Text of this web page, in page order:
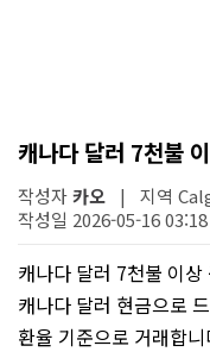
캐나다 달러 7천불
작성자카오 | 지역
작성일 2026-05-16
캐나다 달러 7천불 이
캐나다 달러 현금으로
환율 기준으로 거래합